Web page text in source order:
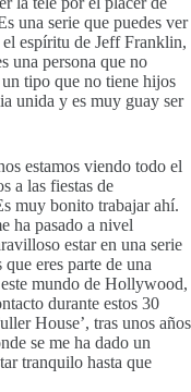
una serie que puedes ver
espíritu de Jeff Franklin,
una persona que no
tipo que no tiene hijos
unida y es muy guay ser
estamos viendo todo el
a las fiestas de
muy bonito trabajar ahí.
ha pasado a nivel
estar en una serie
eres parte de una
mundo de Hollywood,
durante estos 30
House’, tras unos años
se me ha dado un
tranquilo hasta que